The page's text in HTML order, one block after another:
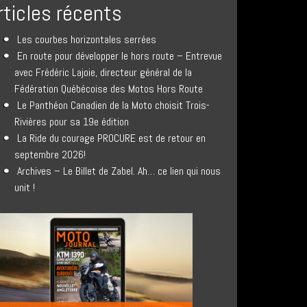
récents
Les courbes horizontales serrées
En route pour développer le hors route – Entrevue
avec Frédéric Lajoie, directeur général de la
Fédération Québécoise des Motos Hors Route
Le Panthéon Canadien de la Moto choisit Trois-
Rivières pour sa 19e édition
La Ride du courage PROCURE est de retour en
septembre 2026!
Archives – Le Billet de Zabel. Ah… ce lien qui nous
unit !